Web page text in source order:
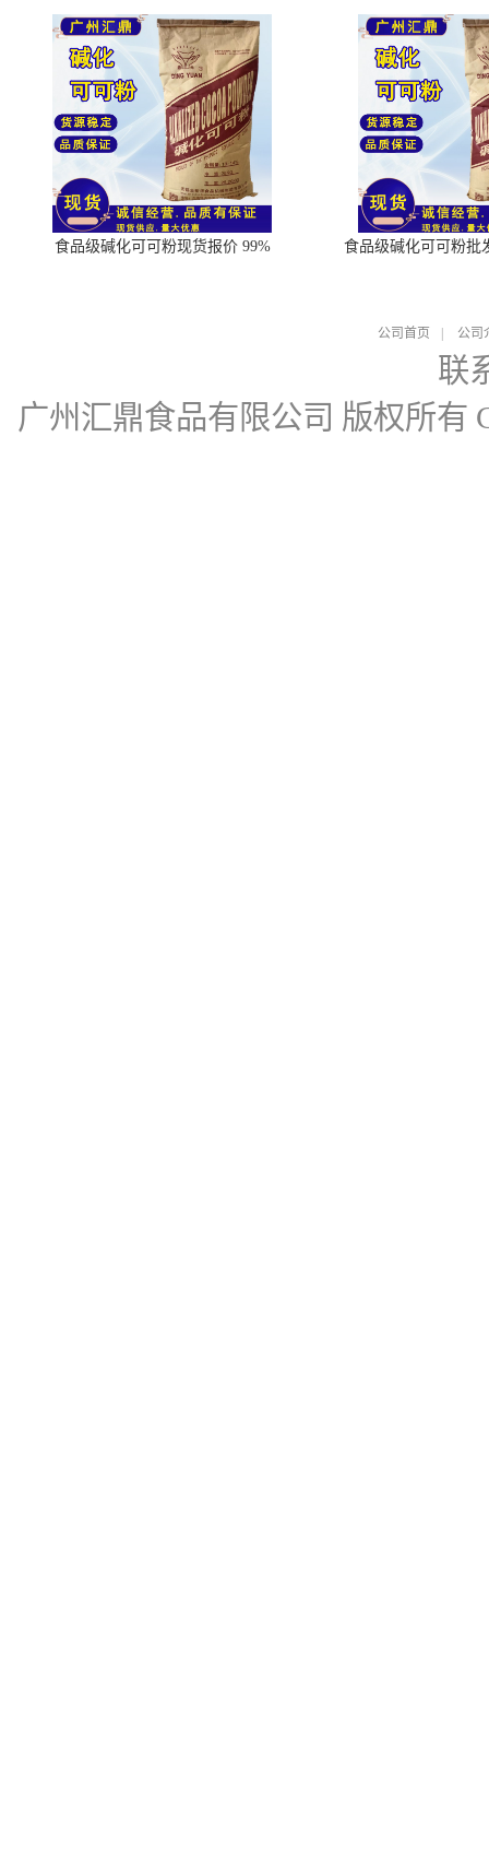
食品级碱化可可粉现货报价 99% 食品级碱化可可粉批
公司首页 公司
联
广州汇鼎食品有限公司 版权所有